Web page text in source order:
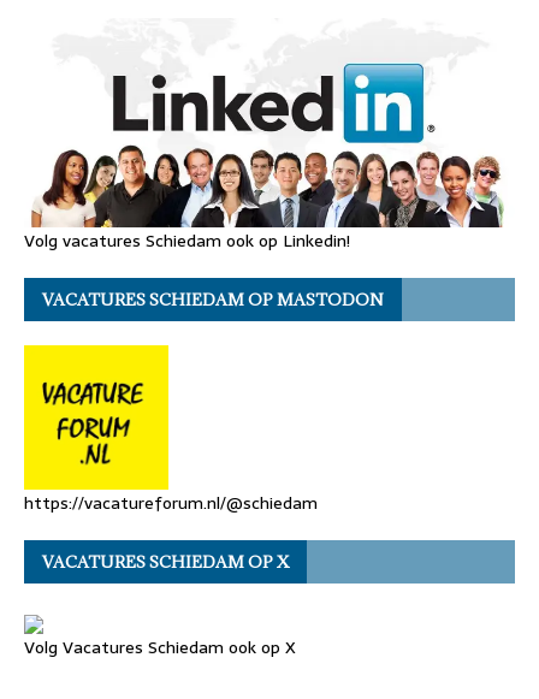
Volg vacatures Schiedam ook op Linkedin!
VACATURES SCHIEDAM OP MASTODON
https://vacatureforum.nl/@schiedam
VACATURES SCHIEDAM OP X
Volg Vacatures Schiedam ook op X